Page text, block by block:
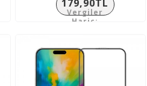
179,90TL
Vergiler
Hariç: